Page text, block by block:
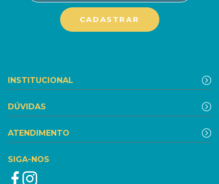
INSTITUCIONAL
DÚVIDAS
ATENDIMENTO
SIGA-NOS